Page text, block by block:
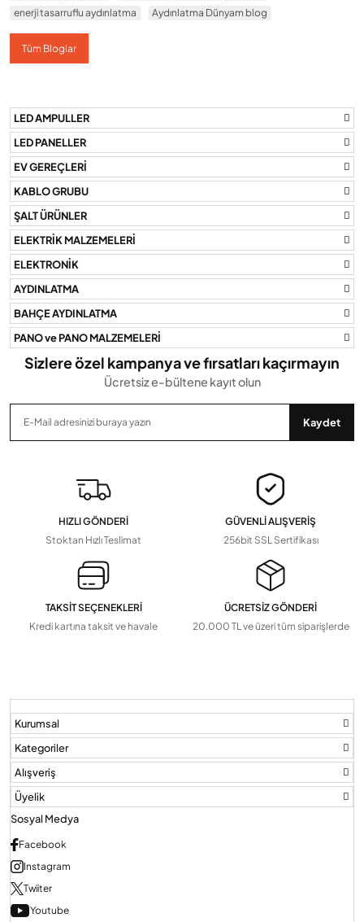
enerji tasarruflu aydınlatma
Aydınlatma Dünyam blog
Tüm Bloglar
LED AMPULLER
LED PANELLER
EV GEREÇLERİ
KABLO GRUBU
ŞALT ÜRÜNLER
ELEKTRİK MALZEMELERİ
ELEKTRONİK
AYDINLATMA
BAHÇE AYDINLATMA
PANO ve PANO MALZEMELERİ
Sizlere özel kampanya ve fırsatları kaçırmayın
Ücretsiz e-bültene kayıt olun
Kaydet
HIZLI GÖNDERİ
Stoktan Hızlı Teslimat
GÜVENLİ ALIŞVERİŞ
256bit SSL Sertifikası
TAKSİT SEÇENEKLERİ
Kredi kartına taksit ve havale
ÜCRETSİZ GÖNDERİ
20.000 TL ve üzeri tüm siparişlerde
Kurumsal
Kategoriler
Alışveriş
Üyelik
Sosyal Medya
Facebook
Instagram
Twiiter
Youtube